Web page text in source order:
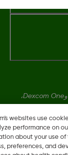
Dexcom، وDexcom Clarity، وDexcom Follow، وDexcom One،
Dexcom's websites
to analyze
information about your
address, preferences,